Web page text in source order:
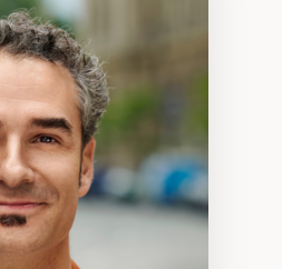
durables
économiques
ressources naturelles
du territoire
régional
rural francophone
écologique